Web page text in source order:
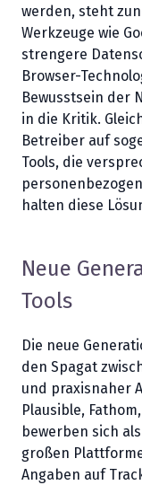
werden, steht
Werkzeuge wie
strengere
Browser-
Bewusstsein der
in die Kritik.
Betreiber auf
Tools, die
halten diese
Neue
Tools
Die neue
den Spagat
und praxisnaher
Plausible,
bewerben sich
großen
Angaben auf